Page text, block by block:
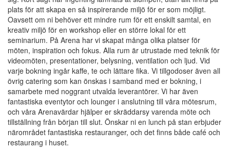
plats för att skapa en så inspirerande miljö för er som möjligt.
Oavsett om ni behöver ett mindre rum för ett enskilt samtal, en
kreativ miljö för en workshop eller en större lokal för ett
seminarium. På Arena har vi skapat många olika platser för
möten, inspiration och fokus. Alla rum är utrustade med teknik för
videomöten, presentationer, belysning, ventilation och ljud. Vid
varje bokning ingår kaffe, te och lättare fika. Vi tillgodoser även all
övrig catering som kan önskas i samband med er bokning, i
samarbete med noggrant utvalda leverantörer. Vi har även
fantastiska eventytor och lounger i anslutning till våra mötesrum,
och våra Arenavärdar hjälper er skräddarsy varenda möte och
tillställning från början till slut. Önskar ni en lunch på stan erbjuder
närområdet fantastiska restauranger, och det finns både café och
restaurang i huset.